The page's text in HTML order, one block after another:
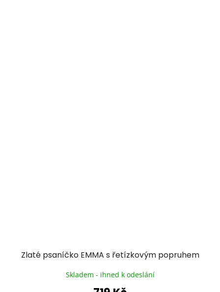
Zlaté psaníčko EMMA s řetízkovým popruhem
Skladem - ihned k odeslání